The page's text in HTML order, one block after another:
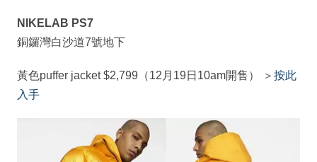
NIKELAB PS7
銅鑼灣白沙道7號地下
黃色puffer jacket $2,799（12月19日10am開售） ＞ 按此
入手